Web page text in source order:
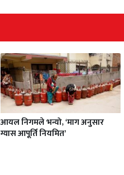
आयल निगमले भन्यो, ‘माग अनुसार
ग्यास आपूर्ति नियमित’